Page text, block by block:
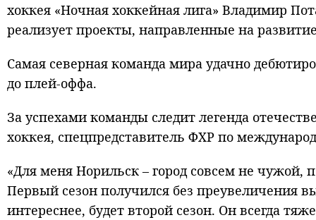
хоккея «Ночная хоккейная лига» Владимир
реализует проекты, направленные на
Самая северная команда мира удачно
до плей-оффа.
За успехами команды следит легенда
хоккея, спецпредставитель ФХР по
«Для меня Норильск – город совсем не чужой,
Первый сезон получился без преувеличения
интереснее, будет второй сезон. Он всегда